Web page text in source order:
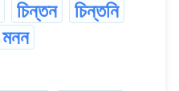
চিন্তন
চিন্তনি
মনন